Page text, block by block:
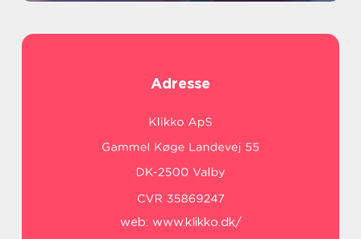
Adresse
web: www.klikko.dk/